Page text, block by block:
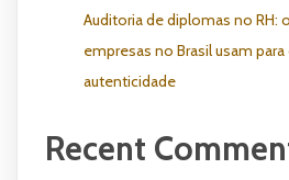
Auditoria de diplomas no RH:
empresas no Brasil usam
autenticidade
Recent